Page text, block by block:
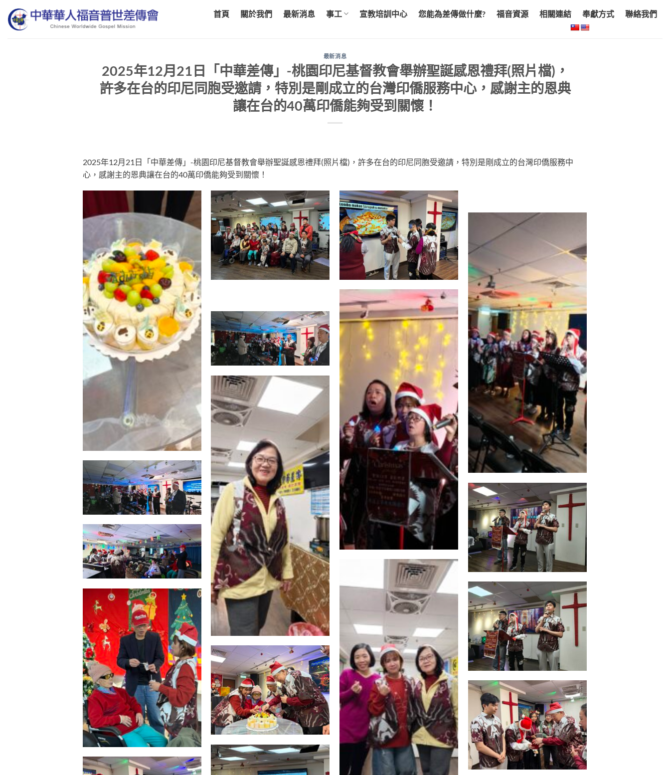
content
首頁 關於我們 最新消息 事工 宣教培訓中心 您能為差傳做什麼? 福音資源 相關連結 奉獻方式 聯絡我們
最新消息
2025年12月21日「中華差傳」-桃園印尼基督教會舉辦聖誕感恩禮拜(照片檔)，
許多在台的印尼同胞受邀請，特別是剛成立的台灣印僑服務中心，感謝主的恩典
讓在台的40萬印僑能夠受到關懷！
2025年12月21日「中華差傳」-桃園印尼基督教會舉辦聖誕感恩禮拜(照片檔)，許多在台的印尼同胞受邀請，特別是剛成立的台灣印僑服務中
心，感謝主的恩典讓在台的40萬印僑能夠受到關懷！